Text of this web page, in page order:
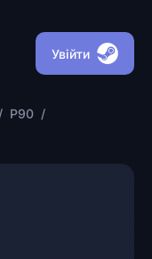
Увійти
/ P90 /